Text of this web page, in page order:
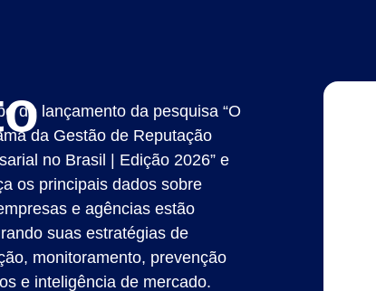
do lançamento da pesquisa “O
da Gestão de Reputação
no Brasil | Edição 2026” e
os principais dados sobre
e agências estão
suas estratégias de
monitoramento, prevenção
e inteligência de mercado.